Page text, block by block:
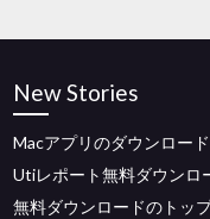
New Stories
Macアプリのダウンロー
Utiレポート無料ダウンロ
無料ダウンロードのトッ